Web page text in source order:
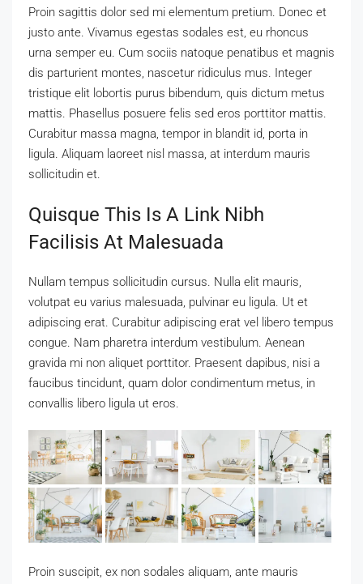
Proin sagittis dolor sed mi elementum pretium. Donec et
justo ante. Vivamus egestas sodales est, eu rhoncus
urna semper eu. Cum sociis natoque penatibus et magnis
dis parturient montes, nascetur ridiculus mus. Integer
tristique elit lobortis purus bibendum, quis dictum metus
mattis. Phasellus posuere felis sed eros porttitor mattis.
Curabitur massa magna, tempor in blandit id, porta in
ligula. Aliquam laoreet nisl massa, at interdum mauris
sollicitudin et.
Quisque This Is A Link Nibh
Facilisis At Malesuada
Nullam tempus sollicitudin cursus. Nulla elit mauris,
volutpat eu varius malesuada, pulvinar eu ligula. Ut et
adipiscing erat. Curabitur adipiscing erat vel libero tempus
congue. Nam pharetra interdum vestibulum. Aenean
gravida mi non aliquet porttitor. Praesent dapibus, nisi a
faucibus tincidunt, quam dolor condimentum metus, in
convallis libero ligula ut eros.
Proin suscipit, ex non sodales aliquam, ante mauris